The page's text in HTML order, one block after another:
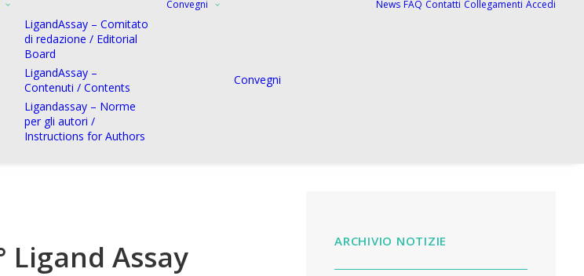
LigandAssay – Comitato
di redazione / Editorial
Board
LigandAssay –
Contenuti / Contents
Ligandassay – Norme
per gli autori /
Instructions for Authors
Convegni
Convegni
News FAQ Contatti Collegamenti Accedi
Ligand Assay ARCHIVIO NOTIZIE